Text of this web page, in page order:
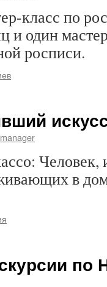
класс по
и один
росписи.
manager
в
по